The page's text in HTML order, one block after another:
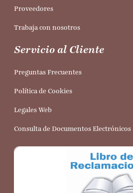
Proveedores
Trabaja con nosotros
Servicio al Cliente
Preguntas Frecuentes
Política de Cookies
Legales Web
Consulta de Documentos Electrónicos